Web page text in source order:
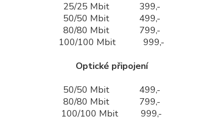
25/25 Mbit 399,-
50/50 Mbit 499,-
80/80 Mbit 799,-
100/100 Mbit 999,-
Optické připojení
50/50 Mbit 499,-
80/80 Mbit 799,-
100/100 Mbit 999,-